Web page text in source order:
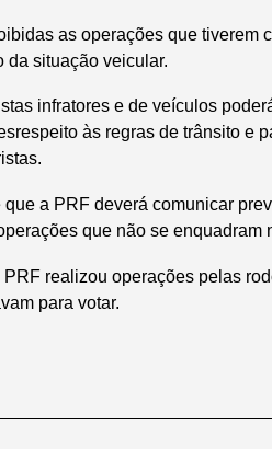
as operações que tiverem
da situação veicular.
infratores e de veículos
às regras de trânsito e
que a PRF deverá comunicar
que não se enquadram
realizou operações pelas
para votar.